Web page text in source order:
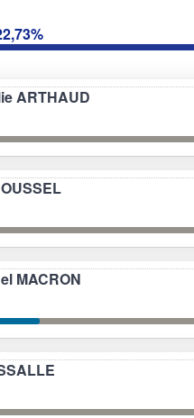
ARTHAUD
MACRON